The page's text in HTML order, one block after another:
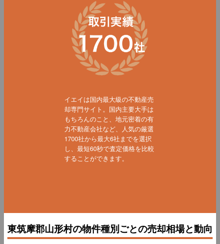
イエイは国内最大級の不動産売
却専門サイト。国内主要大手は
もちろんのこと、地元密着の有
力不動産会社など、人気の厳選
1700社から最大6社までを選択
し、最短60秒で査定価格を比較
することができます。
東筑摩郡山形村の物件種別ごとの売却相場と動向